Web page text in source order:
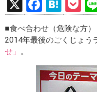
X
F
a
ce
o
o
H
at
e
a
P
o
ck
■食べ合わせ（危険な方）
2014年最後のごくじょう
せ」 。